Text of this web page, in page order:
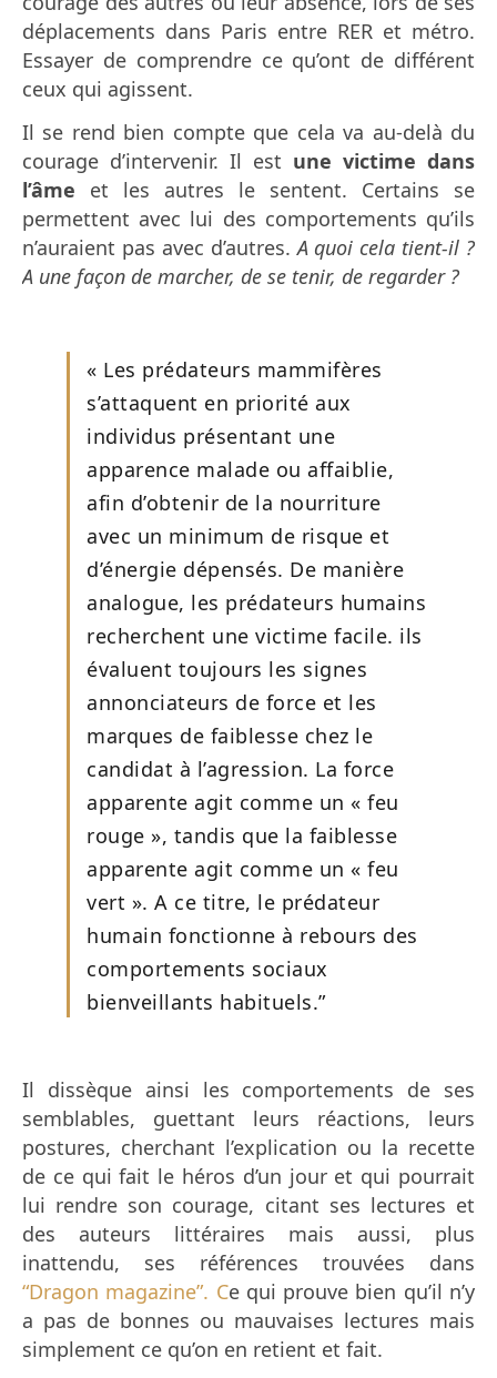
déplacements dans Paris entre RER et métro.
Essayer de comprendre ce qu’ont de différent
ceux qui agissent.
Il se rend bien compte que cela va au-delà du
courage d’intervenir. Il est une victime dans
l’âme et les autres le sentent. Certains se
permettent avec lui des comportements qu’ils
n’auraient pas avec d’autres.A quoi cela tient-il ?
A une façon de marcher, de se tenir, de regarder ?
« Les prédateurs mammifères
s’attaquent en priorité aux
individus présentant une
apparence malade ou affaiblie,
afin d’obtenir de la nourriture
avec un minimum de risque et
d’énergie dépensés. De manière
analogue, les prédateurs humains
recherchent une victime facile. ils
évaluent toujours les signes
annonciateurs de force et les
marques de faiblesse chez le
candidat à l’agression. La force
apparente agit comme un « feu
rouge », tandis que la faiblesse
apparente agit comme un « feu
vert ». A ce titre, le prédateur
humain fonctionne à rebours des
comportements sociaux
bienveillants habituels.”
Il dissèque ainsi les comportements de ses
semblables, guettant leurs réactions, leurs
postures, cherchant l’explication ou la recette
de ce qui fait le héros d’un jour et qui pourrait
lui rendre son courage, citant ses lectures et
des auteurs littéraires mais aussi, plus
inattendu, ses références trouvées dans
“Dragon magazine”. Ce qui prouve bien qu’il n’y
a pas de bonnes ou mauvaises lectures mais
simplement ce qu’on en retient et fait.